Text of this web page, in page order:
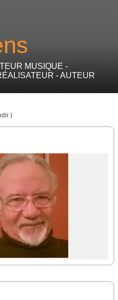
MUSIQUE -
- AUTEUR
)